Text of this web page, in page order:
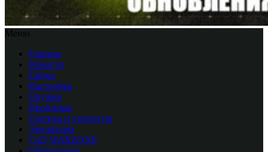
Меню
Главная
Новости
Гайды
Настройка
Оружие
Проблемы
Тактика и стратегия
Эмуляторы
CоD WARZONE